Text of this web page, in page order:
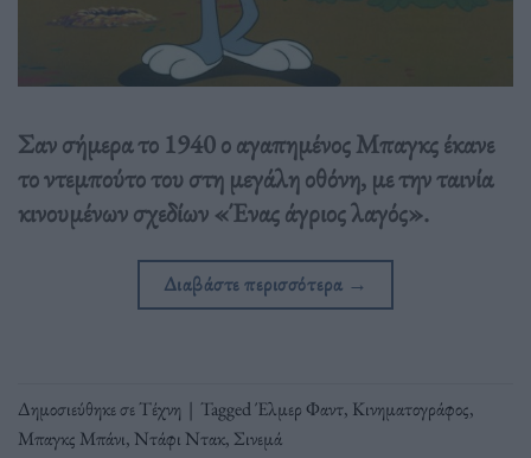
Σαν σήμερα το 1940 ο αγαπημένος Μπαγκς έκανε
το ντεμπούτο του στη μεγάλη οθόνη, με την ταινία
κινουμένων σχεδίων «Ένας άγριος λαγός».
Διαβάστε περισσότερα →
Δημοσιεύθηκε σεΤέχνη | TaggedΈλμερ Φαντ, Κινηματογράφος,
Μπαγκς Μπάνι, Ντάφι Ντακ, Σινεμά